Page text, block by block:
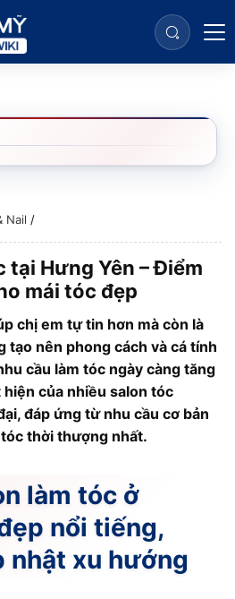
Nail /
tại Hưng Yên – Điểm
mái tóc đẹp
chị em tự tin hơn mà còn là
tạo nên phong cách và cá tính
cầu làm tóc ngày càng tăng
của nhiều salon tóc
đáp ứng từ nhu cầu cơ bản
thời thượng nhất.
làm tóc ở
nổi tiếng,
nhật xu hướng